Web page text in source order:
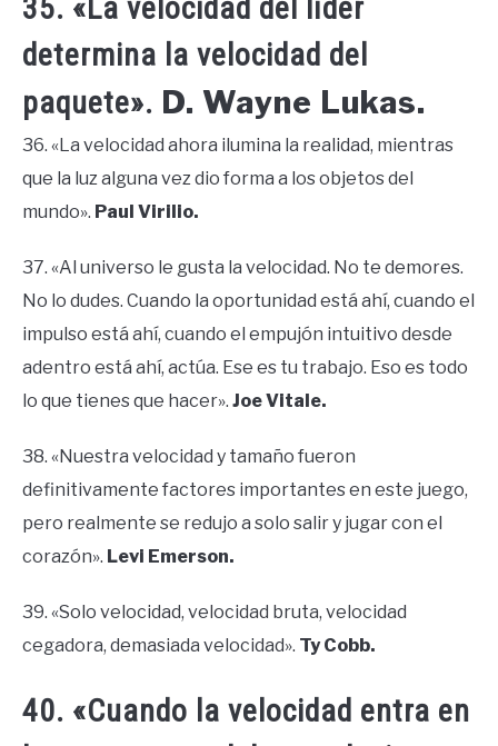
35. «La velocidad del líder
determina la velocidad del
paquete». D. Wayne Lukas.
36. «La velocidad ahora ilumina la realidad, mientras
que la luz alguna vez dio forma a los objetos del
mundo». Paul Virilio.
37. «Al universo le gusta la velocidad. No te demores.
No lo dudes. Cuando la oportunidad está ahí, cuando el
impulso está ahí, cuando el empujón intuitivo desde
adentro está ahí, actúa. Ese es tu trabajo. Eso es todo
lo que tienes que hacer». Joe Vitale.
38. «Nuestra velocidad y tamaño fueron
definitivamente factores importantes en este juego,
pero realmente se redujo a solo salir y jugar con el
corazón». Levi Emerson.
39. «Solo velocidad, velocidad bruta, velocidad
cegadora, demasiada velocidad». Ty Cobb.
40. «Cuando la velocidad entra en